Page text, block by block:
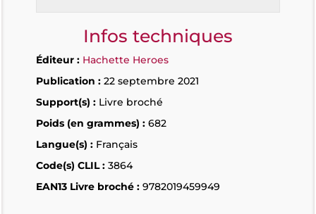
Infos techniques
Éditeur : Hachette Heroes
Publication : 22 septembre 2021
Support(s) : Livre broché
Poids (en grammes) : 682
Langue(s) : Français
Code(s) CLIL : 3864
EAN13 Livre broché : 9782019459949